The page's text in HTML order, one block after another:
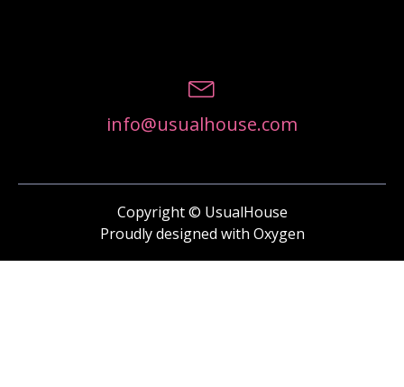
info@usualhouse.com
Copyright © UsualHouse
Proudly designed with Oxygen